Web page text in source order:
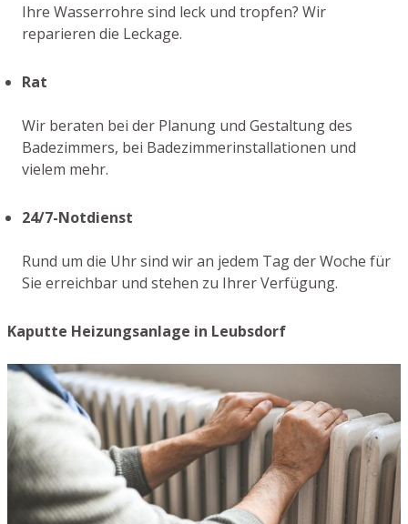
Ihre Wasserrohre sind leck und tropfen? Wir
reparieren die Leckage.
Rat
Wir beraten bei der Planung und Gestaltung des
Badezimmers, bei Badezimmerinstallationen und
vielem mehr.
24/7-Notdienst
Rund um die Uhr sind wir an jedem Tag der Woche für
Sie erreichbar und stehen zu Ihrer Verfügung.
Kaputte Heizungsanlage in Leubsdorf